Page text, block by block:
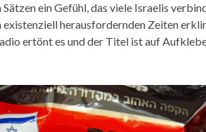
ein Gefühl, das viele Israelis
herausfordernden Zeiten
ertönt es und der Titel ist auf